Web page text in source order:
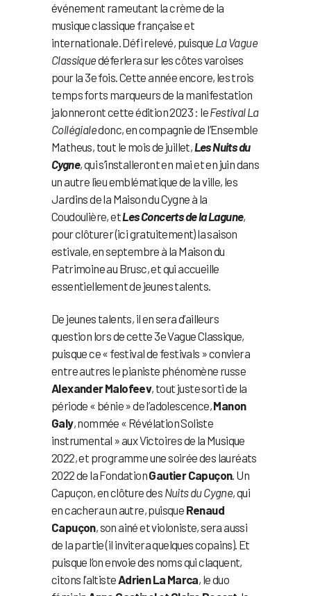
événement rameutant la crème de la
musique classique française et
internationale. Défi relevé, puisque La Vague
Classiquedéferlera sur les côtes varoises
pour la 3e fois. Cette année encore, les trois
temps forts marqueurs de la manifestation
jalonneront cette édition 2023 : leFestival La
Collégialedonc, en compagnie de l’Ensemble
Matheus, tout le mois de juillet,Les Nuits du
Cygne, qui s’installeront en mai et en juin dans
un autre lieu emblématique de la ville, les
Jardins de la Maison du Cygne à la
Coudoulière, etLes Concerts de la Lagune,
pour clôturer (ici gratuitement) la saison
estivale, en septembre à la Maison du
Patrimoine au Brusc, et qui accueille
essentiellement de jeunes talents.
De jeunes talents, il en sera d’ailleurs
question lors de cette 3e Vague Classique,
puisque ce « festival de festivals » conviera
entre autres le pianiste phénomène russe
Alexander Malofeev, tout juste sorti de la
période « bénie » de l’adolescence,Manon
Galy, nommée « Révélation Soliste
instrumental » aux Victoires de la Musique
2022, et programme une soirée des lauréats
2022 de la FondationGautier Capuçon. Un
Capuçon, en clôture des Nuits du Cygne, qui
en cachera un autre, puisque Renaud
Capuçon, son ainé et violoniste, sera aussi
de la partie (il invitera quelques copains). Et
puisque l’on envoie des noms qui claquent,
citons l’altisteAdrien La Marca, le duo